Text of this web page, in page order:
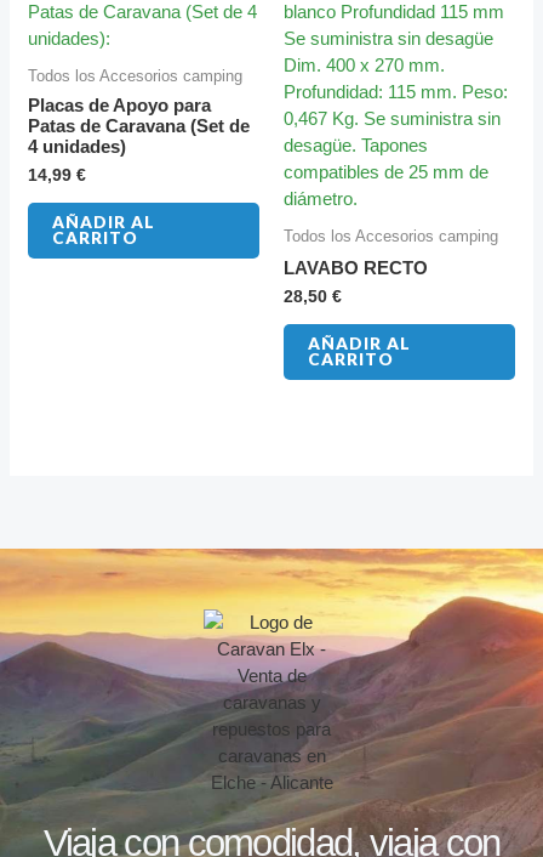
Todos los Accesorios camping
Placas de Apoyo para
Patas de Caravana (Set de
4 unidades)
14,99€
AÑADIR AL
CARRITO
Todos los Accesorios camping
LAVABO RECTO
28,50 €
AÑADIR AL
CARRITO
Viaja con comodidad, viaja con